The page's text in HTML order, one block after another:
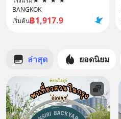
BANGKOK
เริ่มต้น฿1,917.9
ล่าสุด ยอดนิยม